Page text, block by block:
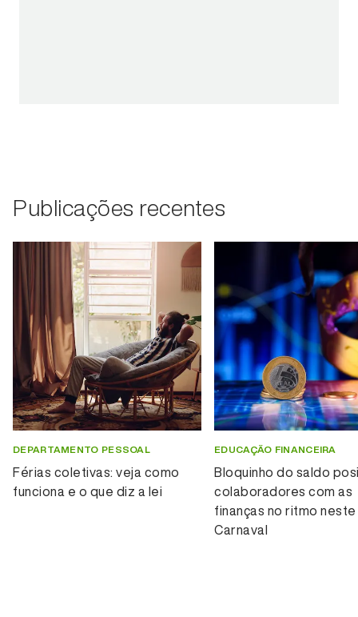
Publicações recentes
DEPARTAMENTO PESSOAL
Férias coletivas: veja como
funciona e o que diz a lei
EDUCAÇÃO FINANCEIRA
Bloquinho do saldo
colaboradores com as
finanças no ritmo neste
Carnaval